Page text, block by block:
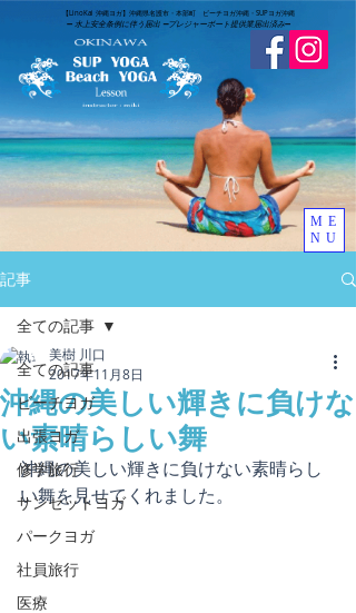
​【LinoKai 沖縄ヨガ】沖縄県名護市・本部町 ビーチヨガ沖縄・SUPヨガ沖縄
➖ 水上安全条例に伴う届出 ➖​プレジャーボート提供業届出済み➖
ME
NU
記事
全ての記事
ビーチヨガ
出張ヨガ
修学旅行
サンセットヨガ
パークヨガ
社員旅行
医療
全ての記事
沖縄の美しい輝きに負けな
い素晴らしい舞
美樹 川口
2017年11月8日
沖縄の美しい輝きに負けない素晴らし
い舞を見せてくれました。